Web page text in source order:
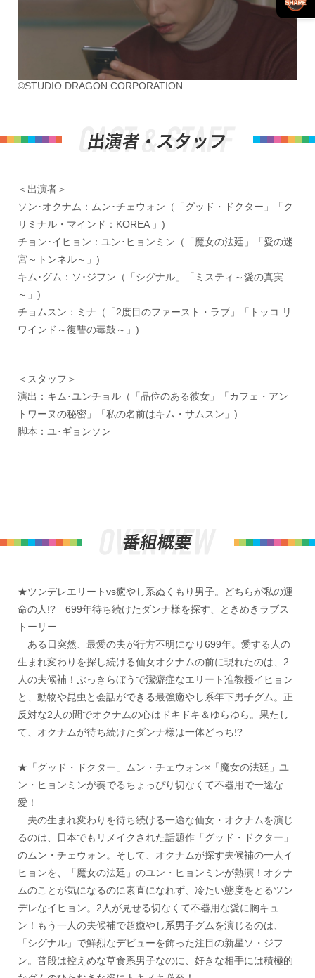
©STUDIO DRAGON CORPORATION
＜出演者＞
ソン･オクナム：ムン･チェウォン（「グッド・ドクター」「ク
リミナル・マインド：KOREA 」)
チョン･イヒョン：ユン･ヒョンミン（「魔女の法廷」「愛の迷
宮～トンネル～」)
キム･グム：ソ･ジフン（「シグナル」「ミスティ～愛の真実
～」)
チョムスン：ミナ（「2度目のファースト・ラブ」「トッコ リ
ワインド～復讐の毒鼓～」)
＜スタッフ＞
演出：キム･ユンチョル（「品位のある彼女」「カフェ・アン
トワーヌの秘密」「私の名前はキム・サムスン」)
脚本：ユ･ギョンソン
★ツンデレエリートvs癒やし系ぬくもり男子。どちらが私の運
命の人!? 699年待ち続けたダンナ様を探す、ときめきラブス
トーリー
ある日突然、最愛の夫が行方不明になり699年。愛する人の
生まれ変わりを探し続ける仙女オクナムの前に現れたのは、2
人の夫候補！ぶっきらぼうで潔癖症なエリート准教授イヒョン
と、動物や昆虫と会話ができる最強癒やし系年下男子グム。正
反対な2人の間でオクナムの心はドキドキ＆ゆらゆら。果たし
て、オクナムが待ち続けたダンナ様は一体どっち!?
★「グッド・ドクター」ムン・チェウォン×「魔女の法廷」ユ
ン・ヒョンミンが奏でるちょっぴり切なくて不器用で一途な
愛！
夫の生まれ変わりを待ち続ける一途な仙女・オクナムを演じ
るのは、日本でもリメイクされた話題作「グッド・ドクター」
のムン・チェウォン。そして、オクナムが探す夫候補の一人イ
ヒョンを、「魔女の法廷」のユン・ヒョンミンが熱演！オクナ
ムのことが気になるのに素直になれず、冷たい態度をとるツン
デレなイヒョン。2人が見せる切なくて不器用な愛に胸キュ
ン！もう一人の夫候補で超癒やし系男子グムを演じるのは、
「シグナル」で鮮烈なデビューを飾った注目の新星ソ・ジフ
ン。普段は控えめな草食系男子なのに、好きな相手には積極的